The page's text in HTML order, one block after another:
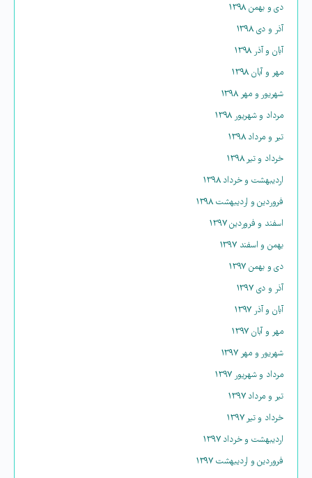
دی و بهمن ۱۳۹۸
آذر و دی ۱۳۹۸
آبان و آذر ۱۳۹۸
مهر و آبان ۱۳۹۸
شهریور و مهر ۱۳۹۸
مرداد و شهریور ۱۳۹۸
تیر و مرداد ۱۳۹۸
خرداد و تیر ۱۳۹۸
اردیبهشت و خرداد ۱۳۹۸
فروردین و اردیبهشت ۱۳۹۸
اسفند و فروردین ۱۳۹۷
بهمن و اسفند ۱۳۹۷
دی و بهمن ۱۳۹۷
آذر و دی ۱۳۹۷
آبان و آذر ۱۳۹۷
مهر و آبان ۱۳۹۷
شهریور و مهر ۱۳۹۷
مرداد و شهریور ۱۳۹۷
تیر و مرداد ۱۳۹۷
خرداد و تیر ۱۳۹۷
اردیبهشت و خرداد ۱۳۹۷
فروردین و اردیبهشت ۱۳۹۷